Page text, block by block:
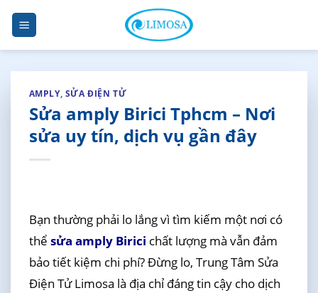
Skip
content
AMPLY, SỬA ĐIỆN TỬ
Sửa amply Birici Tphcm – Nơi
sửa uy tín, dịch vụ gần đây
Bạn thường phải lo lắng vì tìm kiếm một nơi có
thể sửa amply Birici chất lượng mà vẫn đảm
bảo tiết kiệm chi phí? Đừng lo, Trung Tâm Sửa
Điện Tử Limosa là địa chỉ đáng tin cậy cho dịch